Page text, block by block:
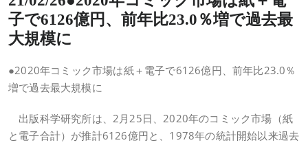
子で6126億円、前年比23.0％増で過去最
大規模に
●2020年コミック市場は紙＋電子で6126億円、前年比23.0％
増で過去最大規模に
出版科学研究所は、2月25日、2020年のコミック市場（紙
と電子合計）が推計6126億円と、1978年の統計開始以来過去